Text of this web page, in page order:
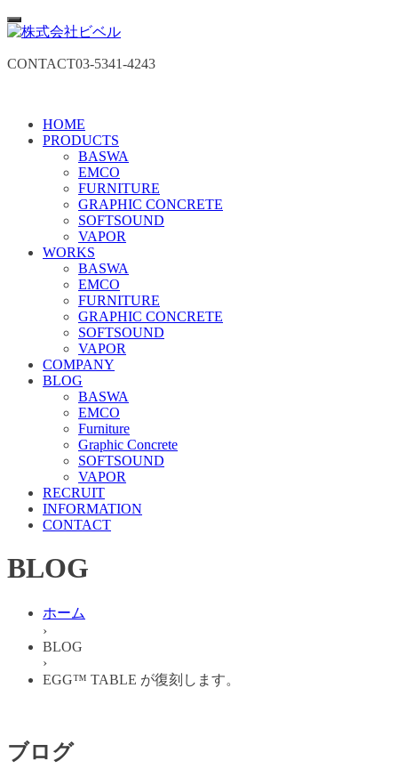
CONTACT03-5341-4243
HOME
PRODUCTS
BASWA
EMCO
FURNITURE
GRAPHIC CONCRETE
SOFTSOUND
VAPOR
WORKS
BASWA
EMCO
FURNITURE
GRAPHIC CONCRETE
SOFTSOUND
VAPOR
COMPANY
BLOG
BASWA
EMCO
Furniture
Graphic Concrete
SOFTSOUND
VAPOR
RECRUIT
INFORMATION
CONTACT
BLOG
ホーム
›
BLOG
›
EGG™ TABLE が復刻します。
ブログ